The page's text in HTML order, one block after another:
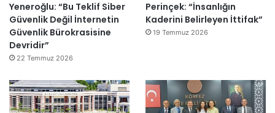
Yeneroğlu: “Bu Teklif Siber
Güvenlik Değil İnternetin
Güvenlik Bürokrasisine
Devridir”
22 Temmuz 2026
Perinçek: “İnsanlığın
Kaderini Belirleyen İttifak”
19 Temmuz 2026